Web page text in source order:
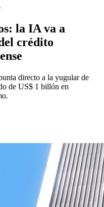
la IA va a
crédito
directo a la yugular de
de US$ 1 billón en